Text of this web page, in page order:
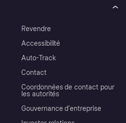
Revendre
Accessibilité
Auto-Track
Contact
Coordonnées de contact pour
les autorités
Gouvernance d’entreprise